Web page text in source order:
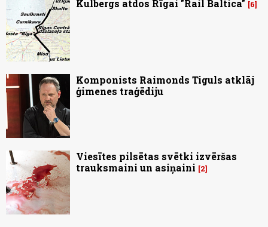
Kulbergs atdos Rīgai "Rail Baltica" 6
Komponists Raimonds Tiguls atklāj
ģimenes traģēdiju
Viesītes pilsētas svētki izvēršas
trauksmaini un asiņaini
2